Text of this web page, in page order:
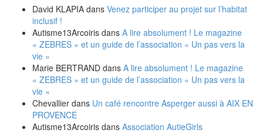
David KLAPIA dans Venez participer au projet sur l’habitat
inclusif !
Autisme13Arcoiris dans A lire absolument ! Le magazine
« ZEBRES » et un guide de l’association « Un pas vers la
vie »
Marie BERTRAND dans A lire absolument ! Le magazine
« ZEBRES » et un guide de l’association « Un pas vers la
vie »
Chevallier dans Un café rencontre Asperger aussi à AIX EN
PROVENCE
Autisme13Arcoiris dans Association AutieGirls